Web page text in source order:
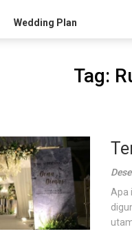
Wedding Plan
Tag:
Apa